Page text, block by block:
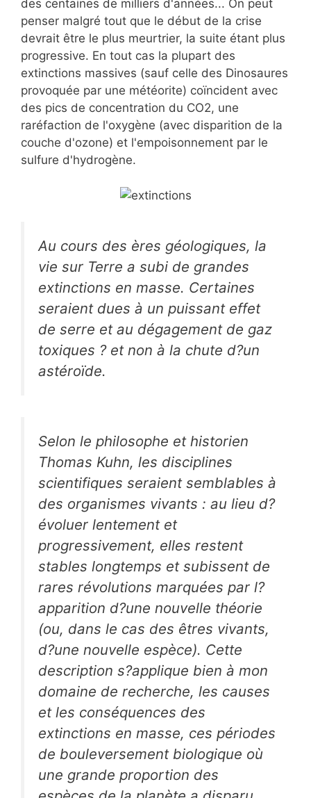
des centaines de milliers d'années... On peut
penser malgré tout que le début de la crise
devrait être le plus meurtrier, la suite étant plus
progressive. En tout cas la plupart des
extinctions massives (sauf celle des Dinosaures
provoquée par une météorite) coïncident avec
des pics de concentration du CO2, une
raréfaction de l'oxygène (avec disparition de la
couche d'ozone) et l'empoisonnement par le
sulfure d'hydrogène.
Au cours des ères géologiques, la
vie sur Terre a subi de grandes
extinctions en masse. Certaines
seraient dues à un puissant effet
de serre et au dégagement de gaz
toxiques ? et non à la chute d?un
astéroïde.
Selon le philosophe et historien
Thomas Kuhn, les disciplines
scientifiques seraient semblables à
des organismes vivants : au lieu d?
évoluer lentement et
progressivement, elles restent
stables longtemps et subissent de
rares révolutions marquées par l?
apparition d?une nouvelle théorie
(ou, dans le cas des êtres vivants,
d?une nouvelle espèce). Cette
description s?applique bien à mon
domaine de recherche, les causes
et les conséquences des
extinctions en masse, ces périodes
de bouleversement biologique où
une grande proportion des